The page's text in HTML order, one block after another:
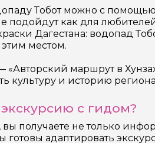
Тобот можно с
как для
Дагестана: водопад
местом.
маршрут в
культуру и историю
с гидом?
получаете не только
готовы адаптировать